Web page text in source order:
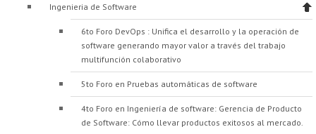
Ingenieria de Software
6to Foro DevOps : Unifica el desarrollo y la operación de
software generando mayor valor a través del trabajo
multifunción colaborativo
5to Foro en Pruebas automáticas de software
4to Foro en Ingeniería de software: Gerencia de Producto
de Software: Cómo llevar productos exitosos al mercado.